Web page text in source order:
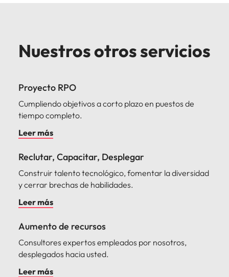
Nuestros otros servicios
Proyecto RPO
Cumpliendo objetivos a corto plazo en puestos de
tiempo completo.
Leer más
Reclutar, Capacitar, Desplegar
Construir talento tecnológico, fomentar la diversidad
y cerrar brechas de habilidades.
Leer más
Aumento de recursos
Consultores expertos empleados por nosotros,
desplegados hacia usted.
Leer más